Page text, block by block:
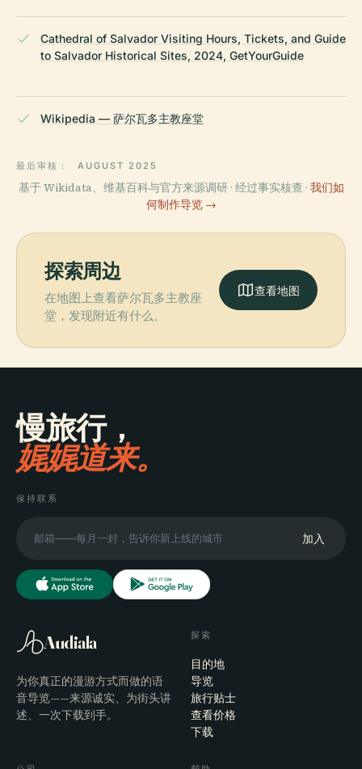
Cathedral of Salvador Visiting Hours, Tickets, and Guide
to Salvador Historical Sites, 2024, GetYourGuide
Wikipedia — 萨尔瓦多主教座堂
最后审核： AUGUST 2025
基于 Wikidata、维基百科与官方来源调研 · 经过事实核查 · 我们如
何制作导览 →
探索周边
在地图上查看萨尔瓦多主教座
堂，发现附近有什么。
查看地图
慢旅行，
娓娓道来。
保持联系
加入
Audiala
为你真正的漫游方式而做的语
音导览——来源诚实、为街头讲
述、一次下载到手。
探索
目的地
导览
旅行贴士
查看价格
下载